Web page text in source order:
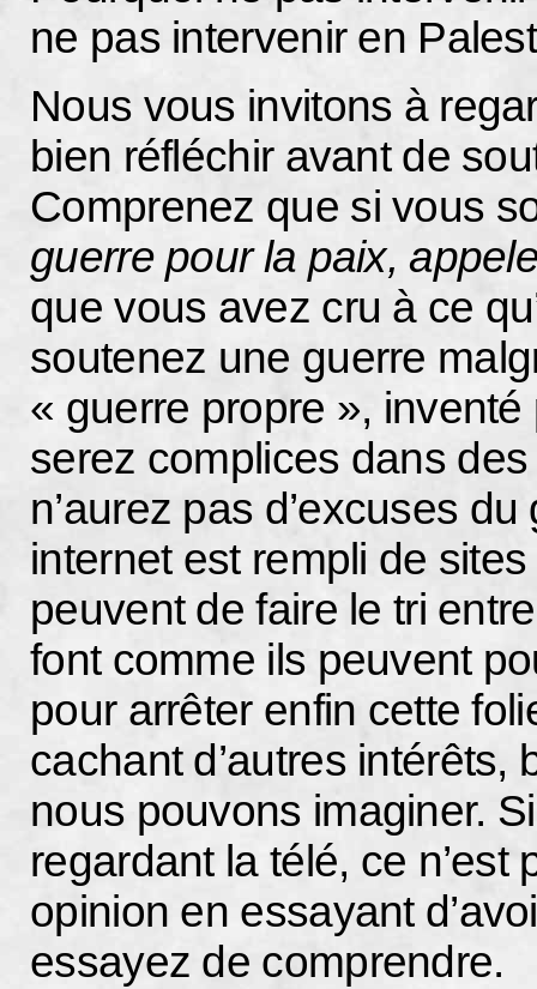
ne pas intervenir en
Nous vous invitons à
bien réfléchir avant de
Comprenez que si vous
guerre pour la paix,
que vous avez cru à ce
soutenez une guerre
« guerre propre », inventé
serez complices dans
n’aurez pas d’excuses
internet est rempli de
peuvent de faire le tri
font comme ils peuvent
pour arrêter enfin cette
cachant d’autres
nous pouvons imaginer.
regardant la télé, ce
opinion en essayant
essayez de comprendre.